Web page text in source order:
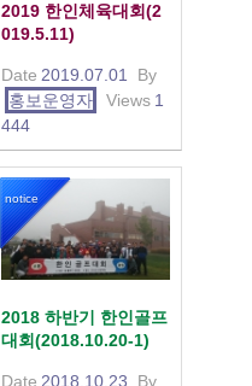
2019 한인체육대회(2
019.5.11)
Date 2019.07.01
By
홍보운영자
Views 1
444
notice
2018 하반기 한인골프
대회(2018.10.20-1)
Date 2018.10.23
By